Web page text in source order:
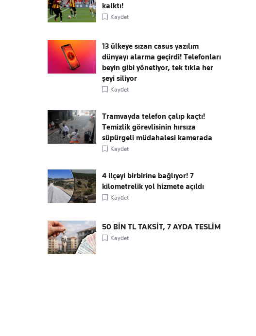
kalktı!
Kaydet
13 ülkeye sızan casus yazılım
dünyayı alarma geçirdi! Telefonları
beyin gibi yönetiyor, tek tıkla her
şeyi siliyor
Kaydet
Tramvayda telefon çalıp kaçtı!
Temizlik görevlisinin hırsıza
süpürgeli müdahalesi kamerada
Kaydet
4 ilçeyi birbirine bağlıyor! 7
kilometrelik yol hizmete açıldı
Kaydet
50 BİN TL TAKSİT, 7 AYDA TESLİM
Kaydet